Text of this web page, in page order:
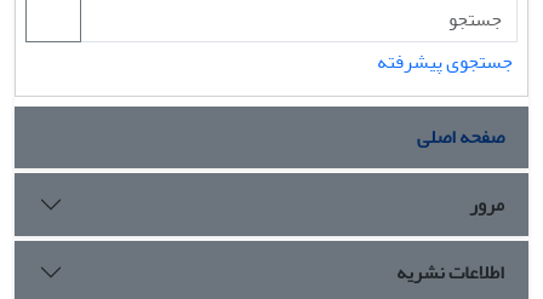
جستجوی پیشرفته
صفحه اصلی
مرور
اطلاعات نشریه